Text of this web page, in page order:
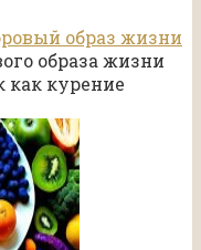
образ жизни
образа жизни
как курение